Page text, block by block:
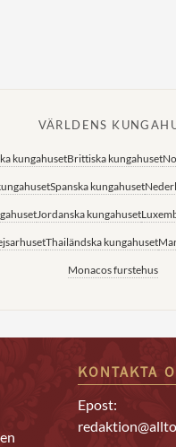
VÄRLDENS
kungahusetBrittiska kungahuset
Spanska kungahuset
Jordanska kungahuset
Thailändska kungahuset
Monacos furstehus
KONTAKTA
Epost: